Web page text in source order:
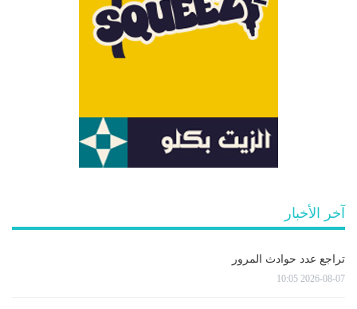
آخر الأخبار
تراجع عدد حوادث المرور
2026-08-07 10:05